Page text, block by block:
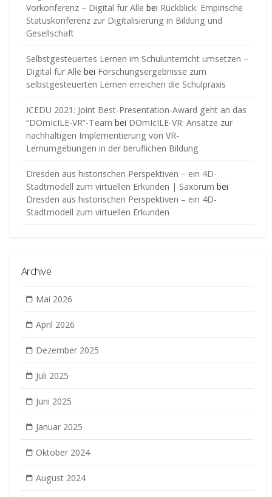
Vorkonferenz – Digital für Alle bei Rückblick: Empirische
Statuskonferenz zur Digitalisierung in Bildung und
Gesellschaft
Selbstgesteuertes Lernen im Schulunterricht umsetzen –
Digital für Alle bei Forschungsergebnisse zum
selbstgesteuerten Lernen erreichen die Schulpraxis
ICEDU 2021: Joint Best-Presentation-Award geht an das
“DOmIcILE-VR”-Team bei DOmIcILE-VR: Ansätze zur
nachhaltigen Implementierung von VR-
Lernumgebungen in der beruflichen Bildung
Dresden aus historischen Perspektiven – ein 4D-
Stadtmodell zum virtuellen Erkunden | Saxorum bei
Dresden aus historischen Perspektiven – ein 4D-
Stadtmodell zum virtuellen Erkunden
Archive
Mai 2026
April 2026
Dezember 2025
Juli 2025
Juni 2025
Januar 2025
Oktober 2024
August 2024